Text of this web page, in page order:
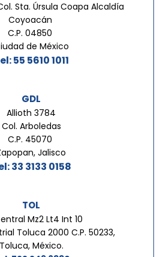
Sta. Úrsula Coapa Alcaldía
Coyoacán
C.P. 04850
de México
55 5610 1011
GDL
Allioth 3784
Col. Arboledas
C.P. 45070
Jalisco
33 3133 0158
TOL
Mz2 Lt4 Int 10
Toluca 2000 C.P. 50233,
Toluca, México.